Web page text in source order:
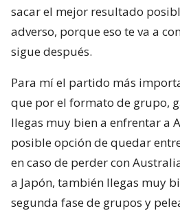
sacar el mejor resultado
adverso, porque eso te va a
sigue después.
Para mí el partido más
que por el formato de grupo,
llegas muy bien a enfrentar a
posible opción de quedar
en caso de perder con
a Japón, también llegas muy
segunda fase de grupos y